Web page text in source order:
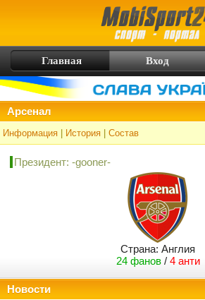
Главная Вход
Арсенал
Информация История Состав
Президент: -gooner-
Страна: Англия
24 фанов/ 4 анти
Новости